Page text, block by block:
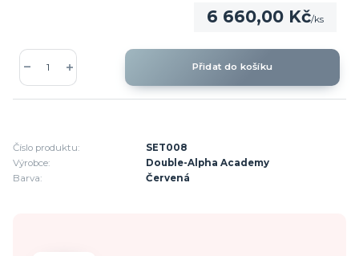
6 660,00 Kč/ks
Přidat do košíku
Číslo produktu:
SET008
Výrobce:
Double-Alpha Academy
Barva:
Červená